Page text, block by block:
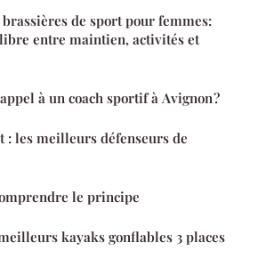
de sport pour femmes:
entre maintien, activités et
à un coach sportif à Avignon ?
: les meilleurs défenseurs de
en joule : comprendre le principe
kayaks gonflables 3 places